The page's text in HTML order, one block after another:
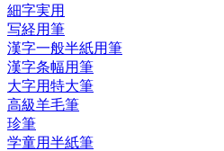
細字実用
写経用筆
漢字一般半紙用筆
漢字条幅用筆
大字用特大筆
高級羊毛筆
珍筆
学童用半紙筆